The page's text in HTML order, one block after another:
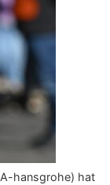
hansgrohe) hat